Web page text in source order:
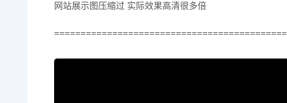
网站展示图压缩过 实际效果高清很多倍
============================================